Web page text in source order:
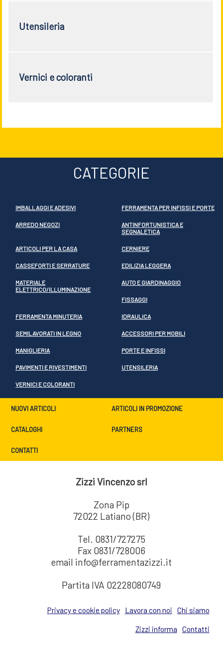
Utensileria
Vernici e coloranti
CATEGORIE
IMBALLAGGI E ADESIVI FERRAMENTA PER INFISSI E PORTE
ARREDO NEGOZI
ANTINFORTUNISTICA E
SEGNALETICA
ARTICOLI PER LA CASA CERNIERE
CASSEFORTI E SERRATURE EDILIZIA LEGGERA
MATERIALE
ELETTRICO/ILLUMINAZIONE
AUTO E GIARDINAGGIO
FISSAGGI
FERRAMENTA MINUTERIA IDRAULICA
SEMILAVORATI IN LEGNO ACCESSORI PER MOBILI
MANIGLIERIA PORTE E INFISSI
PAVIMENTI E RIVESTIMENTI UTENSILERIA
VERNICI E COLORANTI
NUOVI ARTICOLI ARTICOLI IN PROMOZIONE
CATALOGHI PARTNERS
CONTATTI
Zizzi Vincenzo srl
Zona Pip
72022 Latiano (BR)
Tel. 0831/727275
Fax 0831/728006
email info@ferramentazizzi.it
Partita IVA 02228080749
Chi siamo
Lavora con noi
Privacy e cookie policy
Contatti
Zizzi informa